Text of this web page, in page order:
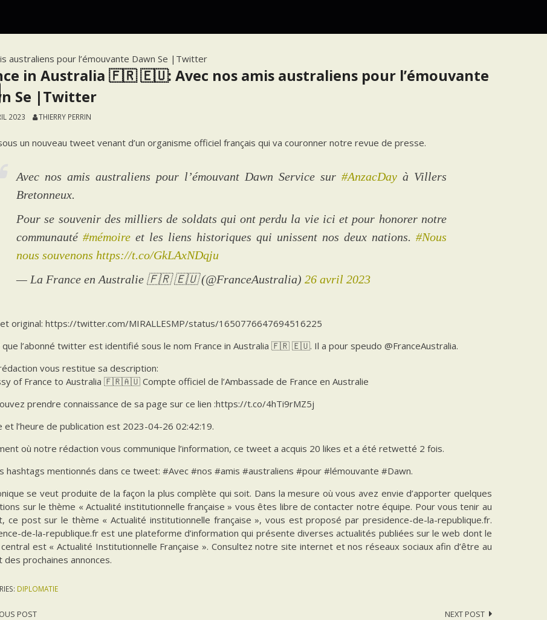
pour l’émouvante Dawn Se |Twitter
in Australia 🇫🇷 🇪🇺: Avec nos amis australiens pour l’émouvante
Se |Twitter
2023 THIERRY PERRIN
un nouveau tweet venant d’un organisme officiel français qui va couronner notre revue de presse.
Avec nos amis australiens pour l’émouvant Dawn Service sur #AnzacDayà Villers
Bretonneux.
Pour se souvenir des milliers de soldats qui ont perdu la vie ici et pour honorer notre
communauté#mémoire et les liens historiques qui unissent nos deux nations. #Nous
nous souvenons https://t.co/GkLAxNDqju
— La France en Australie 🇫🇷 🇪🇺 (@FranceAustralia)26 avril 2023
original: https://twitter.com/MIRALLESMP/status/1650776647694516225
que l’abonné twitter est identifié sous le nom France in Australia 🇫🇷 🇪🇺. Il a pour speudo @FranceAustralia.
vous restitue sa description:
of France to Australia 🇫🇷🇦🇺 Compte officiel de l’Ambassade de France en Australie
prendre connaissance de sa page sur ce lien :https://t.co/4hTi9rMZ5j
et l’heure de publication est 2023-04-26 02:42:19.
où notre rédaction vous communique l’information, ce tweet a acquis 20 likes et a été retwetté 2 fois.
hashtags mentionnés dans ce tweet: #Avec #nos #amis #australiens #pour #lémouvante #Dawn.
se veut produite de la façon la plus complète qui soit. Dans la mesure où vous avez envie d’apporter quelques
sur le thème « Actualité institutionnelle française » vous êtes libre de contacter notre équipe. Pour vous tenir au
ce post sur le thème « Actualité institutionnelle française », vous est proposé par presidence-de-la-republique.fr.
de-la-republique.fr est une plateforme d’information qui présente diverses actualités publiées sur le web dont le
est « Actualité Institutionnelle Française ». Consultez notre site internet et nos réseaux sociaux afin d’être au
des prochaines annonces.
DIPLOMATIE
POST NEXT POST